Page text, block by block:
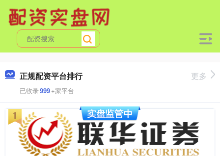
正规配资平台排行
已收录999+家平台
更多